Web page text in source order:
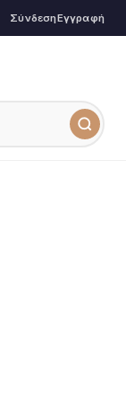
ΣύνδεσηΕγγραφή